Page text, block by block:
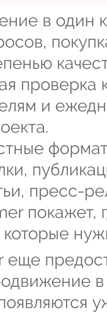
в один
проверка
и
пресс-
покажет,
еще